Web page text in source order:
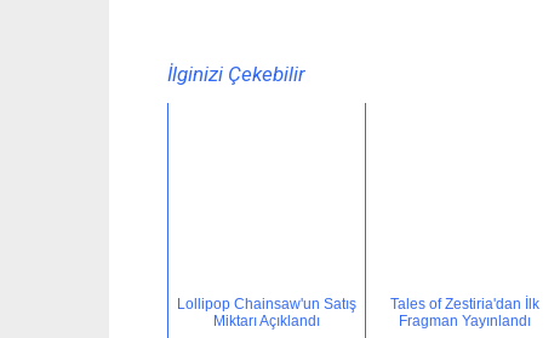
İlginizi Çekebilir
Lollipop Chainsaw'un Satış
Miktarı Açıklandı
Tales of Zestiria'dan İlk
Fragman Yayınlandı